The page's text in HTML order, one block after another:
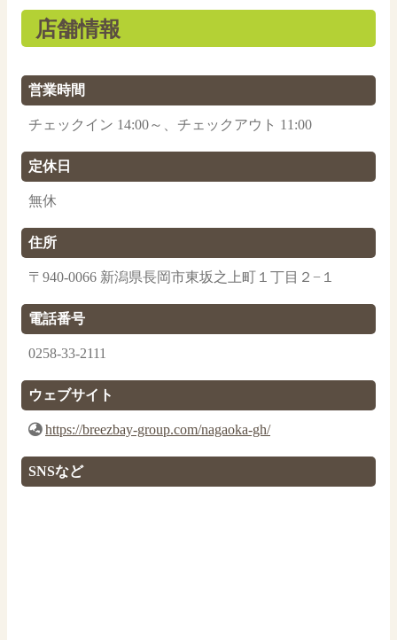
店舗情報
営業時間
チェックイン 14:00～、チェックアウト 11:00
定休日
無休
住所
〒940-0066 新潟県長岡市東坂之上町１丁目２−１
電話番号
0258-33-2111
ウェブサイト
https://breezbay-group.com/nagaoka-gh/
SNSなど